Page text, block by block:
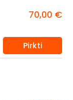
70,00 €
Pirkti